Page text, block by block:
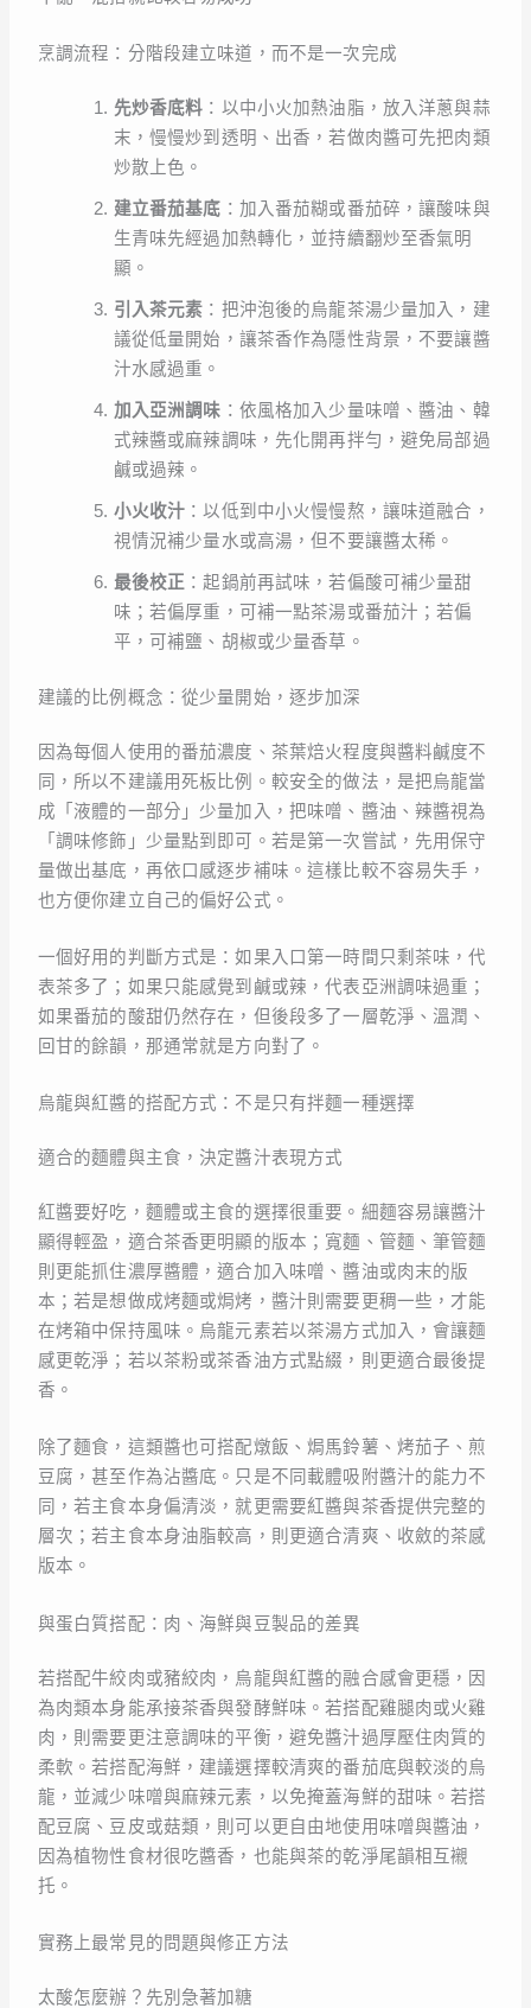
烹調流程：分階段建立味道，而不是一次完成
先炒香底料 ：以中小火加熱油脂，放入洋蔥與蒜
末，慢慢炒到透明、出香，若做肉醬可先把肉類
炒散上色。
建立番茄基底 ：加入番茄糊或番茄碎，讓酸味與
生青味先經過加熱轉化，並持續翻炒至香氣明
顯。
引入茶元素 ：把沖泡後的烏龍茶湯少量加入，建
議從低量開始，讓茶香作為隱性背景，不要讓醬
汁水感過重。
加入亞洲調味 ：依風格加入少量味噌、醬油、韓
式辣醬或麻辣調味，先化開再拌勻，避免局部過
鹹或過辣。
小火收汁 ：以低到中小火慢慢熬，讓味道融合，
視情況補少量水或高湯，但不要讓醬太稀。
最後校正 ：起鍋前再試味，若偏酸可補少量甜
味；若偏厚重，可補一點茶湯或番茄汁；若偏
平，可補鹽、胡椒或少量香草。
建議的比例概念：從少量開始，逐步加深
因為每個人使用的番茄濃度、茶葉焙火程度與醬料鹹度不
同，所以不建議用死板比例。較安全的做法，是把烏龍當
成「液體的一部分」少量加入，把味噌、醬油、辣醬視為
「調味修飾」少量點到即可。若是第一次嘗試，先用保守
量做出基底，再依口感逐步補味。這樣比較不容易失手，
也方便你建立自己的偏好公式。
一個好用的判斷方式是：如果入口第一時間只剩茶味，代
表茶多了；如果只能感覺到鹹或辣，代表亞洲調味過重；
如果番茄的酸甜仍然存在，但後段多了一層乾淨、溫潤、
回甘的餘韻，那通常就是方向對了。
烏龍與紅醬的搭配方式：不是只有拌麵一種選擇
適合的麵體與主食，決定醬汁表現方式
紅醬要好吃，麵體或主食的選擇很重要。細麵容易讓醬汁
顯得輕盈，適合茶香更明顯的版本；寬麵、管麵、筆管麵
則更能抓住濃厚醬體，適合加入味噌、醬油或肉末的版
本；若是想做成烤麵或焗烤，醬汁則需要更稠一些，才能
在烤箱中保持風味。烏龍元素若以茶湯方式加入，會讓麵
感更乾淨；若以茶粉或茶香油方式點綴，則更適合最後提
香。
除了麵食，這類醬也可搭配燉飯、焗馬鈴薯、烤茄子、煎
豆腐，甚至作為沾醬底。只是不同載體吸附醬汁的能力不
同，若主食本身偏清淡，就更需要紅醬與茶香提供完整的
層次；若主食本身油脂較高，則更適合清爽、收斂的茶感
版本。
與蛋白質搭配：肉、海鮮與豆製品的差異
若搭配牛絞肉或豬絞肉，烏龍與紅醬的融合感會更穩，因
為肉類本身能承接茶香與發酵鮮味。若搭配雞腿肉或火雞
肉，則需要更注意調味的平衡，避免醬汁過厚壓住肉質的
柔軟。若搭配海鮮，建議選擇較清爽的番茄底與較淡的烏
龍，並減少味噌與麻辣元素，以免掩蓋海鮮的甜味。若搭
配豆腐、豆皮或菇類，則可以更自由地使用味噌與醬油，
因為植物性食材很吃醬香，也能與茶的乾淨尾韻相互襯
托。
實務上最常見的問題與修正方法
太酸怎麼辦？先別急著加糖